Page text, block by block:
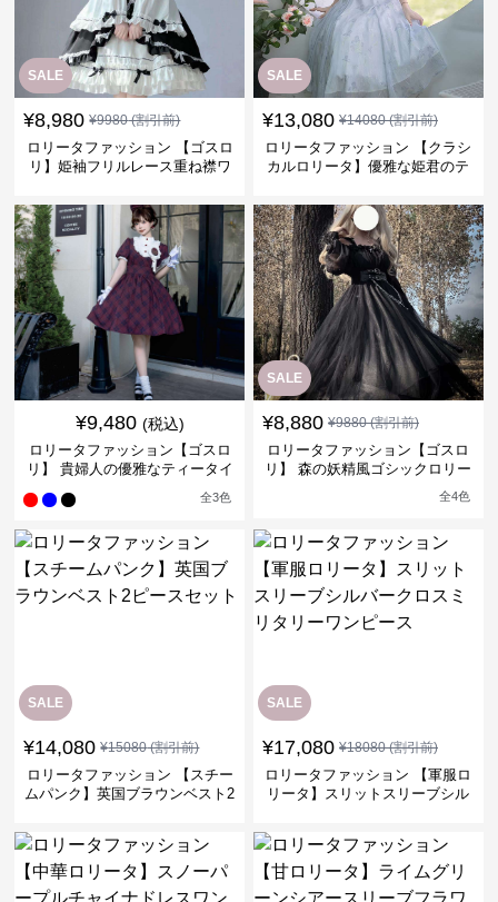
SALE
¥8,980 ¥9980(割引前)
ロリータファッション 【ゴスロ
リ】姫袖フリルレース重ね襟ワ
SALE
¥13,080 ¥14080(割引前)
ロリータファッション 【クラシ
カルロリータ】優雅な姫君のテ
¥9,480 (税込)
ロリータファッション【ゴスロ
リ】 貴婦人の優雅なティータイ
全3色
SALE
¥8,880 ¥9880(割引前)
ロリータファッション【ゴスロ
リ】 森の妖精風ゴシックロリー
全4色
SALE
¥14,080 ¥15080(割引前)
ロリータファッション 【スチー
ムパンク】英国ブラウンベスト2
SALE
¥17,080 ¥18080(割引前)
ロリータファッション 【軍服ロ
リータ】スリットスリーブシル